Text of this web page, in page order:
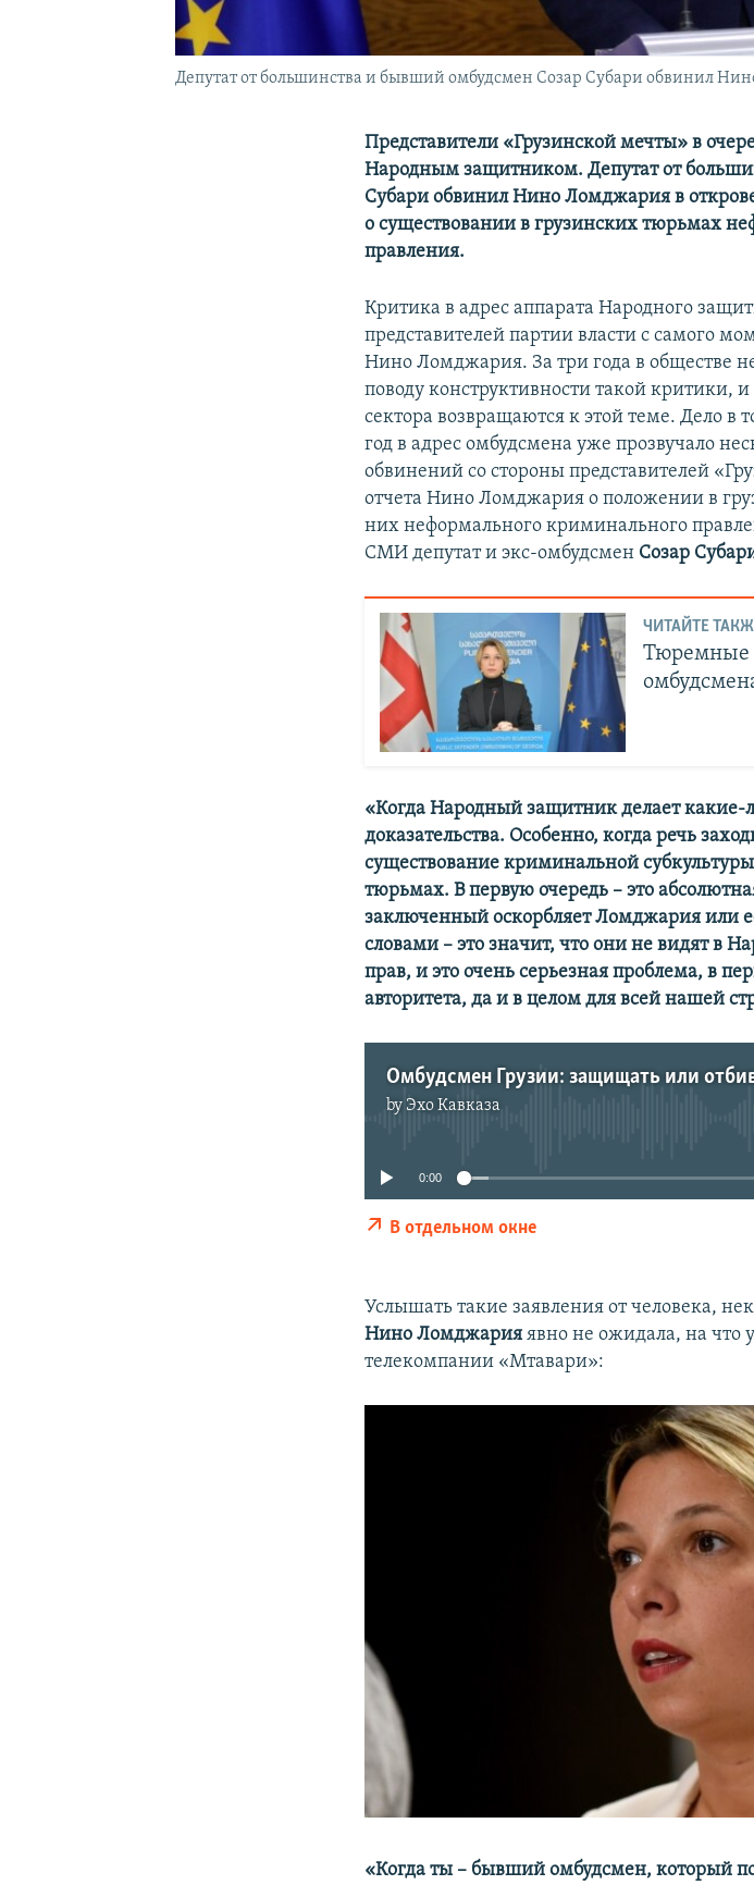
Депутат от большинства и бывший омбудсмен Созар Субари обвинил
Представители «Грузинской мечты» в
Народным защитником. Депутат от
Субари обвинил Нино Ломджария в
о существовании в грузинских тюрьмах
правления.
Критика в адрес аппарата Народного
представителей партии власти с самого
Нино Ломджария. За три года в обществе
поводу конструктивности такой критики, и
сектора возвращаются к этой теме. Дело в
год в адрес омбудсмена уже прозвучало
обвинений со стороны представителей
отчета Нино Ломджария о положении в
них неформального криминального
СМИ депутат и экс-омбудсмен Созар
ЧИТАЙТЕ
Тюремные
«Когда Народный защитник делает какие-
доказательства. Особенно, когда речь
существование криминальной
тюрьмах. В первую очередь – это
заключенный оскорбляет Ломджария или
словами – это значит, что они не видят в
прав, и это очень серьезная проблема, в
авторитета, да и в целом для всей нашей
Омбудсмен Грузии: защищать или
by Эхо Кавказа
0:00
В отдельном окне
Услышать такие заявления от человека,
Нино Ломджария явно не ожидала, на что
телекомпании «Мтавари»:
«Когда ты – бывший омбудсмен, который